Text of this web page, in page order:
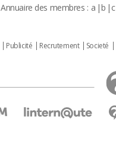
Annuaire des membres : a b c
Publicité Recrutement Societé